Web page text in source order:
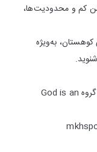
کم و محدودیت‌ها،
به‌ویژه
موسیقی پایانی: All is violent, all is bright اثر گروه God is an